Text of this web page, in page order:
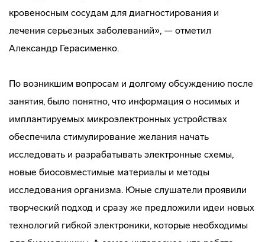
кровеносным сосудам для диагностирования и
лечения серьезных заболеваний», — отметил
Александр Герасименко.
По возникшим вопросам и долгому обсуждению после
занятия, было понятно, что информация о носимых и
имплантируемых микроэлектронных устройствах
обеспечила стимулирование желания начать
исследовать и разрабатывать электронные схемы,
новые биосовместимые материалы и методы
исследования организма. Юные слушатели проявили
творческий подход и сразу же предложили идеи новых
технологий гибкой электроники, которые необходимы